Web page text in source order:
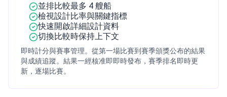
並排比較最多 4 艘船
檢視設計比率與關鍵指標
快速開啟詳細設計資料
切換比較時保持上下文
即時計分與賽事管理。從第一場比賽到賽季頒獎公布的結果
與成績追蹤。結果一經核准即即時發布，賽季排名即時更
新，逐場比賽。